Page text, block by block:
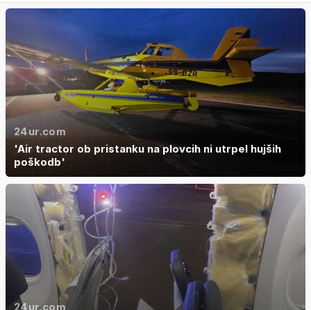
24ur.com
'Air tractor ob pristanku na plovcih ni utrpel hujših
poškodb'
24ur.com